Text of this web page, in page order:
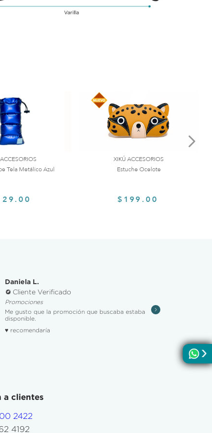
Tela Metálico Azul
XIKÚ ACCESORIOS
Estuche Ocelote
$199.00
que buscaba estaba
Promociones buenas y buena atención
a clientes
2422
4192